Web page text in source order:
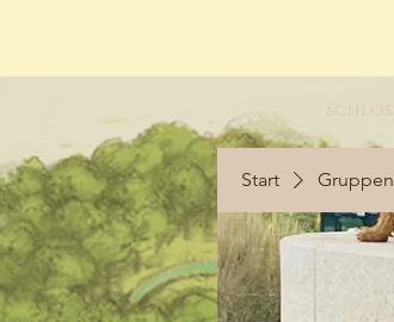
Start Gruppen